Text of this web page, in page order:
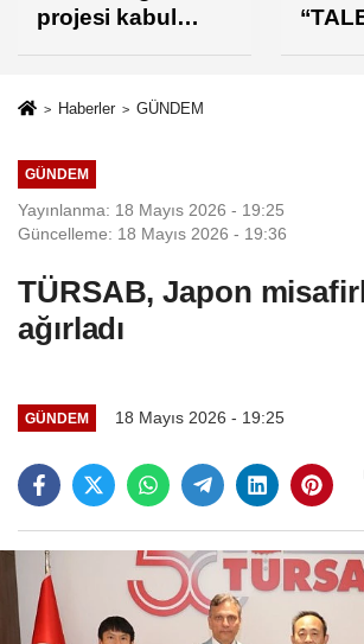
“TALEPLERİMİZİ
MEMNUNUZ”
Haberler GÜNDEM
GÜNDEM
Yayınlanma: 18 Mayıs 2026 - 19:25
Güncelleme: 18 Mayıs 2026 - 19:36
TÜRSAB, Japon
ağırladı
GÜNDEM 18 Mayıs 2026 - 19:25